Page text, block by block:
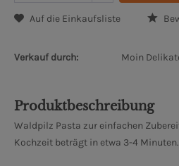
Auf die Einkaufsliste
Verkauf durch: Moin
Produktbeschreibung
Waldpilz Pasta zur einfachen
Kochzeit beträgt in etwa 3-4 Minuten.